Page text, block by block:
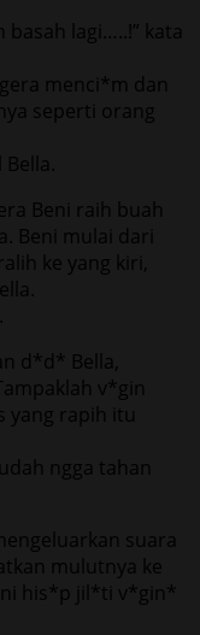
basah lagi…..!” kata
menci*m dan
seperti orang
Bella.
Beni raih buah
Beni mulai dari
ke yang kiri,
d*d* Bella,
v*gin
yang rapih itu
ngga tahan
suara
mulutnya ke
his*p jil*ti v*gin*